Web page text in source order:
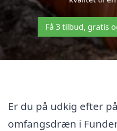
Få 3 tilbud, gratis
Er du på udkig efter
omfangsdræn i